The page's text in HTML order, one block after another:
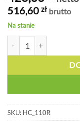
516,60 zł brutto
Na stanie
SKU: HC_110R